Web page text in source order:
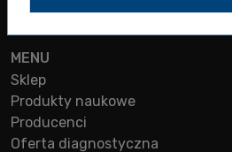
MENU
Sklep
Produkty naukowe
Producenci
Oferta diagnostyczna